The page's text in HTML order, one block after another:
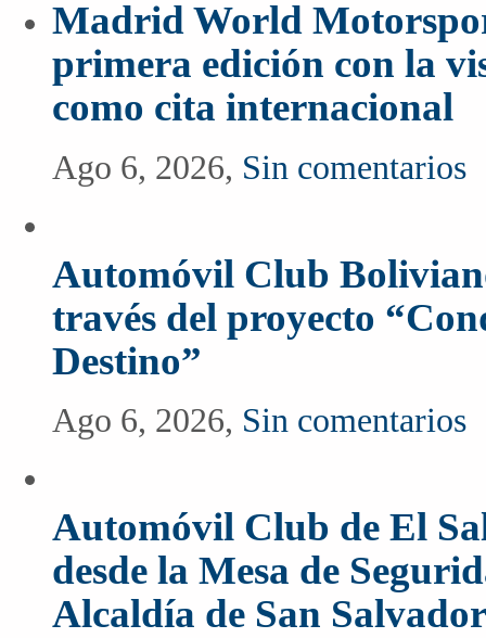
Madrid World
primera edición con la
como cita internacional
Ago 6, 2026, Sin comentarios
Automóvil Club
través del proyecto
Destino”
Ago 6, 2026, Sin comentarios
Automóvil Club de El
desde la Mesa de
Alcaldía de San Salvador